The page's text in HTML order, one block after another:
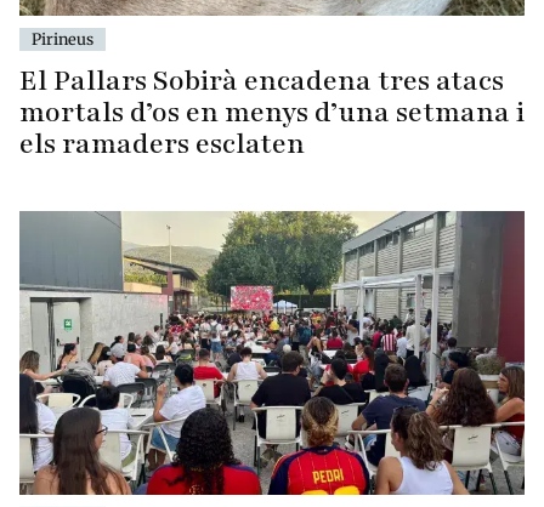
Pirineus
El Pallars Sobirà encadena tres atacs
mortals d’os en menys d’una setmana i
els ramaders esclaten